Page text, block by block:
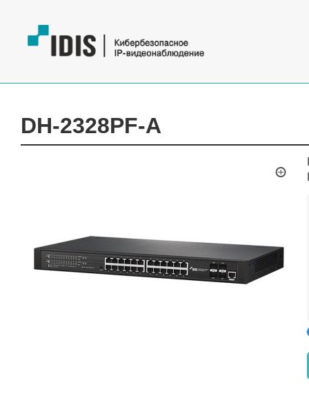
DH-2328PF-A